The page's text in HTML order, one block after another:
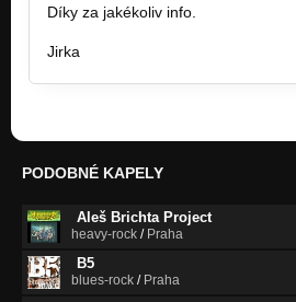
Díky za jakékoliv info.
Jirka
PODOBNÉ KAPELY
Aleš Brichta Project
heavy-rock / Praha
B5
blues-rock / Praha